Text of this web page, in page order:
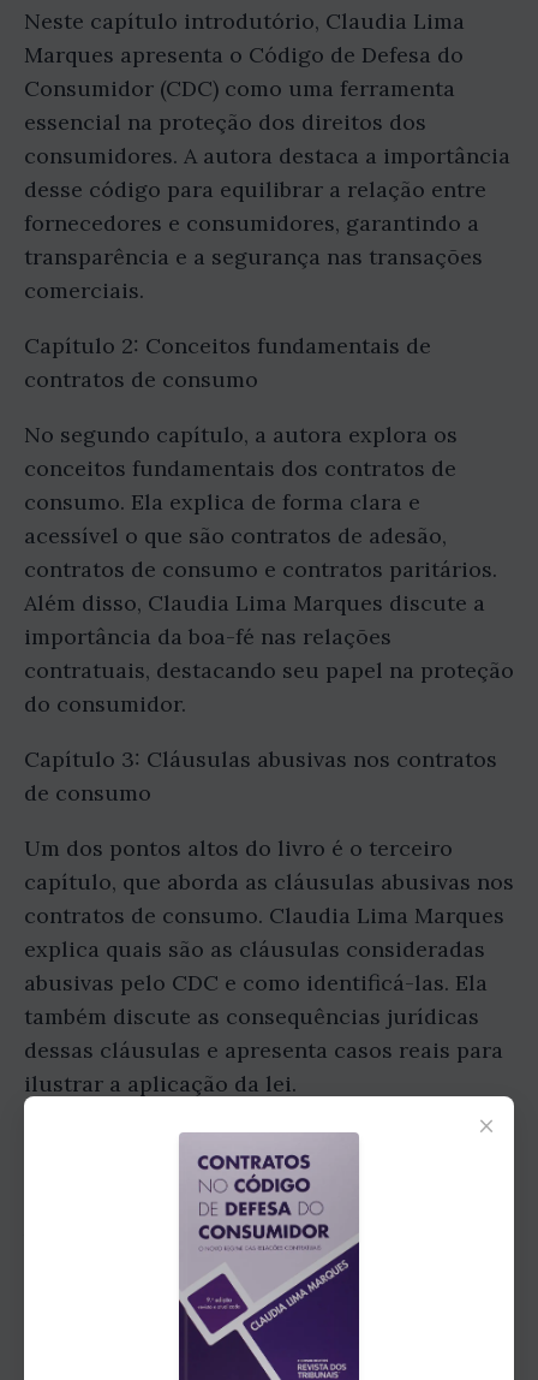
Neste capítulo introdutório, Claudia Lima
Marques apresenta o Código de Defesa do
Consumidor (CDC) como uma ferramenta
essencial na proteção dos direitos dos
consumidores. A autora destaca a importância
desse código para equilibrar a relação entre
fornecedores e consumidores, garantindo a
transparência e a segurança nas transações
comerciais.
Capítulo 2: Conceitos fundamentais de
contratos de consumo
No segundo capítulo, a autora explora os
conceitos fundamentais dos contratos de
consumo. Ela explica de forma clara e
acessível o que são contratos de adesão,
contratos de consumo e contratos paritários.
Além disso, Claudia Lima Marques discute a
importância da boa-fé nas relações
contratuais, destacando seu papel na proteção
do consumidor.
Capítulo 3: Cláusulas abusivas nos contratos
de consumo
Um dos pontos altos do livro é o terceiro
capítulo, que aborda as cláusulas abusivas nos
contratos de consumo. Claudia Lima Marques
explica quais são as cláusulas consideradas
abusivas pelo CDC e como identificá-las. Ela
também discute as consequências jurídicas
dessas cláusulas e apresenta casos reais para
ilustrar a aplicação da lei.
Capítulo 4: Responsabilidade do fornecedor
por vícios e defeitos nos produtos
A responsabilidade do fornecedor por vícios e
defeitos nos produtos é o tema central do
quarto capítulo. A autora explora os diferentes
tipos de vícios e defeitos, bem como as
garantias legais e contratuais que os
×